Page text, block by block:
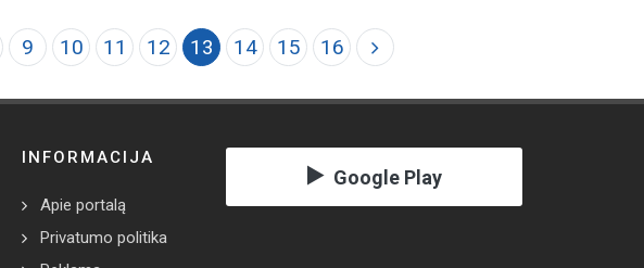
9 10 11 12 13 14 15 16
INFORMACIJA
Apie portalą
Privatumo politika
Google Play